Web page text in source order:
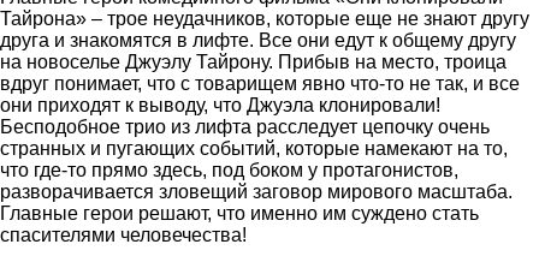
Тайрона» – трое неудачников, которые еще не знают другу
друга и знакомятся в лифте. Все они едут к общему другу
на новоселье Джуэлу Тайрону. Прибыв на место, троица
вдруг понимает, что с товарищем явно что-то не так, и все
они приходят к выводу, что Джуэла клонировали!
Бесподобное трио из лифта расследует цепочку очень
странных и пугающих событий, которые намекают на то,
что где-то прямо здесь, под боком у протагонистов,
разворачивается зловещий заговор мирового масштаба.
Главные герои решают, что именно им суждено стать
спасителями человечества!